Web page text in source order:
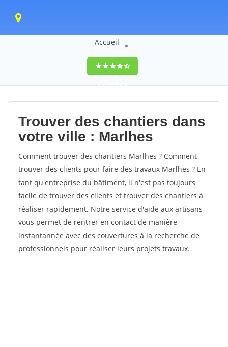
Accueil
9,5(100%)0
votes
Trouver des chantiers dans
votre ville : Marlhes
Comment trouver des chantiers Marlhes ? Comment
trouver des clients pour faire des travaux Marlhes ? En
tant qu'entreprise du bâtiment, il n'est pas toujours
facile de trouver des clients et trouver des chantiers à
réaliser rapidement. Notre service d'aide aux artisans
vous permet de rentrer en contact de manière
instantannée avec des couvertures à la recherche de
professionnels pour réaliser leurs projets travaux.